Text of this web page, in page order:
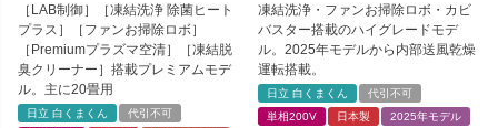
［LAB制御］［凍結洗浄 除菌ヒート
プラス］［ファンお掃除ロボ］
［Premiumプラズマ空清］［凍結脱
臭クリーナー］搭載プレミアムモデ
ル。主に20畳用
日立 白くまくん
代引不可
凍結洗浄・ファンお掃除ロボ・カビ
バスター搭載のハイグレードモデ
ル。2025年モデルから内部送風乾燥
運転搭載。
日立 白くまくん
代引不可
単相200V
日本製 2025年モデル